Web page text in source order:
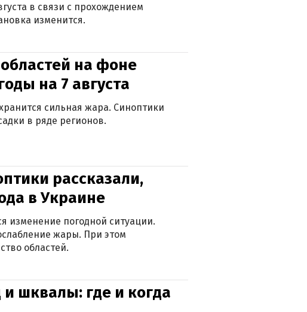
в связи с прохождением
изменится.
на фоне
на 7 августа
сильная жара. Синоптики
в ряде регионов.
рассказали,
в Украине
изменение погодной ситуации.
жары. При этом
областей.
шквалы: где и когда